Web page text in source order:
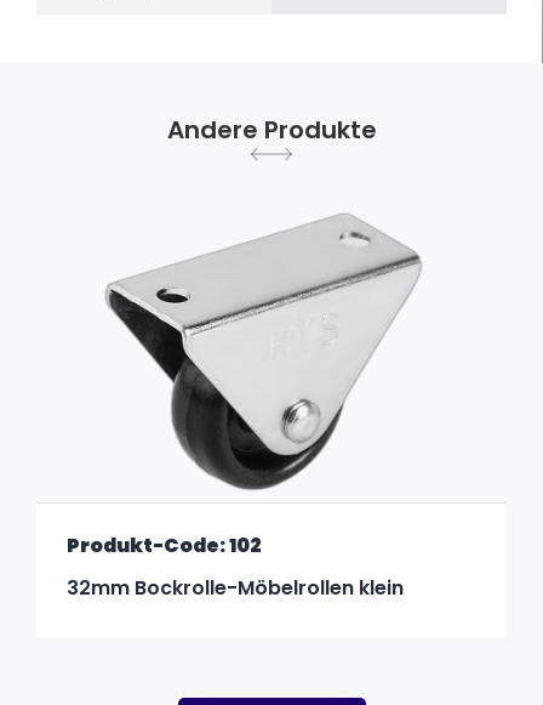
Andere Produkte
Produkt-Code: 102
32mm Bockrolle-Möbelrollen klein